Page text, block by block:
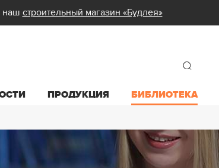
наш строительный магазин «Будлея»
ПРОДУКЦИЯ БИБЛИОТЕКА